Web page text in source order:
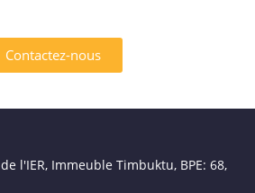
Contactez-nous
l'IER, Immeuble Timbuktu, BPE: 68,